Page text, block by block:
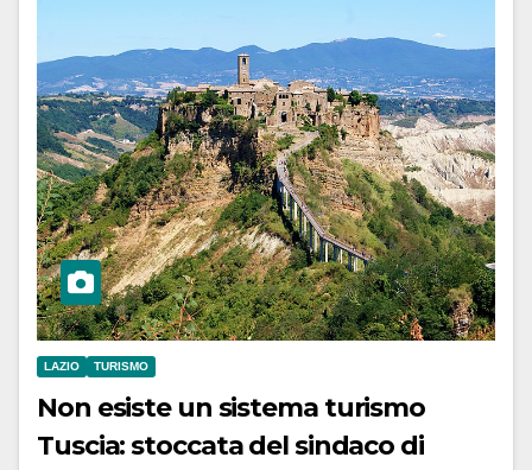
LAZIO TURISMO
Non esiste un sistema turismo
Tuscia: stoccata del sindaco di